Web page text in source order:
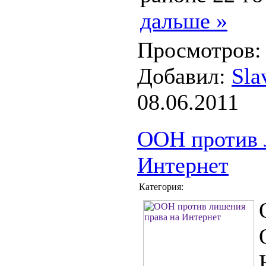
дальше »
Просмотров:
Добавил:
08.06.2011
ООН против
Интернет
Категория: